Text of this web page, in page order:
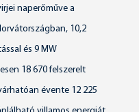
naperőműve a
10,2
és 9 MW
18 670 felszerelt
évente 12 225